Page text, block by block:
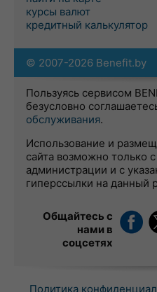
курсы валют
кредитный калькулятор
© 2007-2026 Benefit.by
Пользуясь сервисом
безусловно
обслуживания.
Использование и
сайта возможно только
администрации и с
гиперссылки на данный
Общайтесь с
нами в
соцсетях
Политика